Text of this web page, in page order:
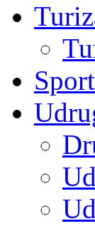
Sport